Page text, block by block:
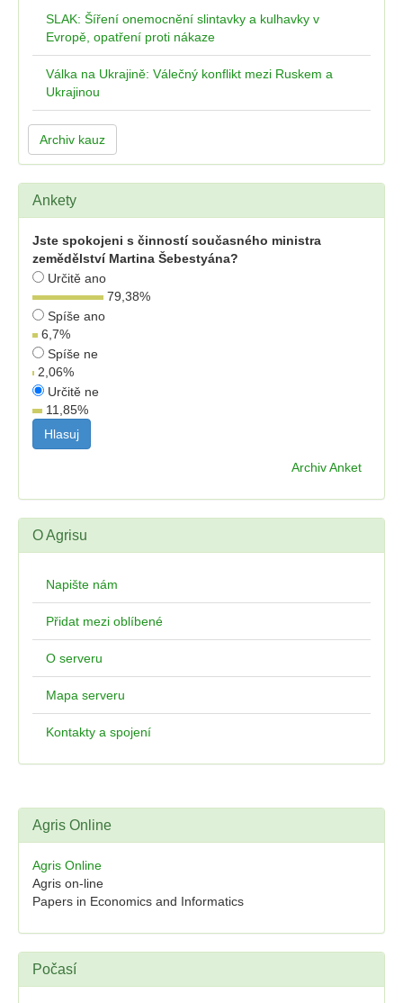
SLAK: Šíření onemocnění slintavky a kulhavky v
Evropě, opatření proti nákaze
Válka na Ukrajině: Válečný konflikt mezi Ruskem a
Ukrajinou
Archiv kauz
Ankety
Jste spokojeni s činností současného ministra
zemědělství Martina Šebestyána?
Určitě ano
79,38%
Spíše ano
6,7%
Spíše ne
2,06%
Určitě ne
11,85%
Archiv Anket
O Agrisu
Napište nám
Přidat mezi oblíbené
O serveru
Mapa serveru
Kontakty a spojení
Agris Online
Agris Online
Agris on-line
Papers in Economics and Informatics
Počasí